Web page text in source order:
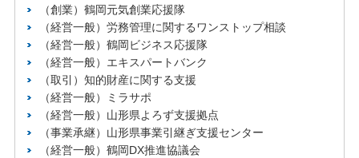
（創業）鶴岡元気創業応援隊
（経営一般）労務管理に関するワンストップ相談
（経営一般）鶴岡ビジネス応援隊
（経営一般）エキスパートバンク
（取引）知的財産に関する支援
（経営一般）ミラサポ
（経営一般）山形県よろず支援拠点
（事業承継）山形県事業引継ぎ支援センター
（経営一般）鶴岡DX推進協議会